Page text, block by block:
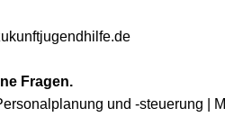
Fragen.
und -steuerung |